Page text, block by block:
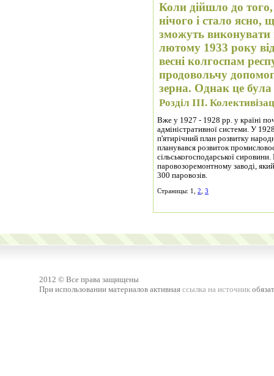
Коли дійшло до
нічого і стало ясно,
зможуть виконувати
лютому 1933 року
весні колгоспам
продовольчу
зерна. Однак це
Розділ ІІІ.
Вже у 1927 - 1928 рр. у країні
адміністративної системи. У
п'ятирічний план розвитку
планувався розвиток
сільськогосподарської
паровозоремонтному заводі,
300 паровозів.
Страницы: 1, 2 3
2012 © Все права защищены
При использовании материалов активная ссылка на источник